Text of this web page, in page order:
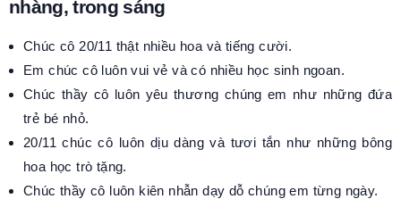
nhàng, trong sáng
Chúc cô 20/11 thật nhiều hoa và tiếng cười.
Em chúc cô luôn vui vẻ và có nhiều học sinh ngoan.
Chúc thầy cô luôn yêu thương chúng em như những đứa
trẻ bé nhỏ.
20/11 chúc cô luôn dịu dàng và tươi tắn như những bông
hoa học trò tặng.
Chúc thầy cô luôn kiên nhẫn dạy dỗ chúng em từng ngày.